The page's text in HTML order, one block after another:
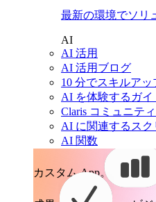
最新の環境でソリ
AI
AI 活用
AI 活用ブログ
10 分でスキルアッ
AI を体験するガ
Claris コミュニティ
AI に関連するス
AI 関数
カスタム App。